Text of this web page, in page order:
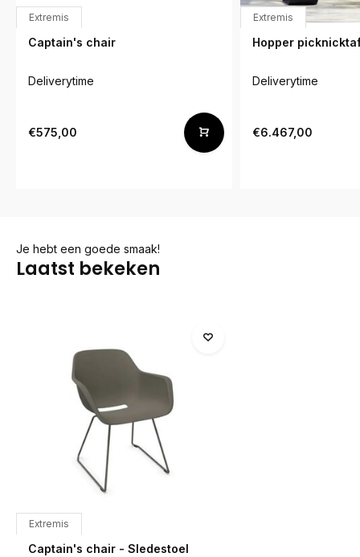
Extremis
Captain's chair
Deliverytime
€575,00
Extremis
Hopper
Deliverytime
€6.467,00
Je hebt een goede smaak!
Laatst bekeken
Extremis
Captain's chair - Sledestoel